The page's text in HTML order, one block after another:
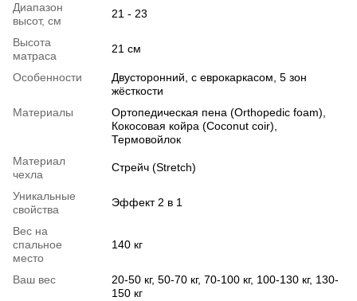
Диапазон
высот, см
21 - 23
Высота
матраса
21 см
Особенности
Двусторонний, с еврокаркасом, 5 зон
жёсткости
Материалы
Ортопедическая пена (Orthopedic foam),
Кокосовая койра (Coconut coir),
Термовойлок
Материал
чехла
Стрейч (Stretch)
Уникальные
свойства
Эффект 2 в 1
Вес на
спальное
место
140 кг
Ваш вес
20-50 кг, 50-70 кг, 70-100 кг, 100-130 кг, 130-
150 кг